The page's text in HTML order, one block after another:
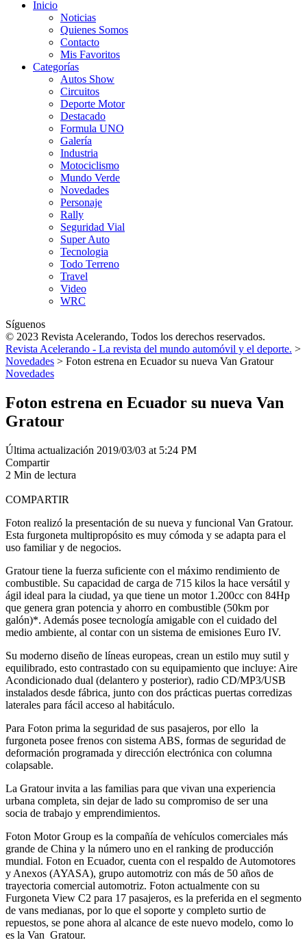
Inicio
Noticias
Quienes Somos
Contacto
Mis Favoritos
Categorías
Autos Show
Circuitos
Deporte Motor
Destacado
Formula UNO
Galería
Industria
Motociclismo
Mundo Verde
Novedades
Personaje
Rally
Seguridad Vial
Super Auto
Tecnologia
Todo Terreno
Travel
Video
WRC
Síguenos
© 2023 Revista Acelerando, Todos los derechos reservados.
Revista Acelerando - La revista del mundo automóvil y el deporte. >
Novedades > Foton estrena en Ecuador su nueva Van Gratour
Novedades
Foton estrena en Ecuador su nueva Van
Gratour
Última actualización 2019/03/03 at 5:24 PM
Compartir
2 Min de lectura
COMPARTIR
Foton realizó la presentación de su nueva y funcional Van Gratour.
Esta furgoneta multipropósito es muy cómoda y se adapta para el
uso familiar y de negocios.
Gratour tiene la fuerza suficiente con el máximo rendimiento de
combustible. Su capacidad de carga de 715 kilos la hace versátil y
ágil ideal para la ciudad, ya que tiene un motor 1.200cc con 84Hp
que genera gran potencia y ahorro en combustible (50km por
galón)*. Además posee tecnología amigable con el cuidado del
medio ambiente, al contar con un sistema de emisiones Euro IV.
Su moderno diseño de líneas europeas, crean un estilo muy sutil y
equilibrado, esto contrastado con su equipamiento que incluye: Aire
Acondicionado dual (delantero y posterior), radio CD/MP3/USB
instalados desde fábrica, junto con dos prácticas puertas corredizas
laterales para fácil acceso al habitáculo.
Para Foton prima la seguridad de sus pasajeros, por ello la
furgoneta posee frenos con sistema ABS, formas de seguridad de
deformación programada y dirección electrónica con columna
colapsable.
La Gratour invita a las familias para que vivan una experiencia
urbana completa, sin dejar de lado su compromiso de ser una
socia de trabajo y emprendimientos.
Foton Motor Group es la compañía de vehículos comerciales más
grande de China y la número uno en el ranking de producción
mundial. Foton en Ecuador, cuenta con el respaldo de Automotores
y Anexos (AYASA), grupo automotriz con más de 50 años de
trayectoria comercial automotriz. Foton actualmente con su
Furgoneta View C2 para 17 pasajeros, es la preferida en el segmento
de vans medianas, por lo que el soporte y completo surtio de
repuestos, se pone ahora al alcance de este nuevo modelo, como lo
es la Van Gratour.